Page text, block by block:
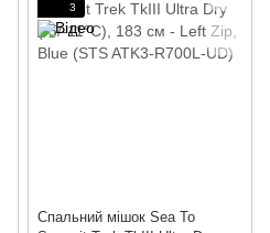
3
Спальний мішок Sea To